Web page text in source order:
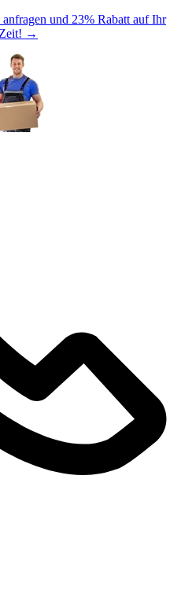
anfragen und 23% Rabatt auf Ihr
→